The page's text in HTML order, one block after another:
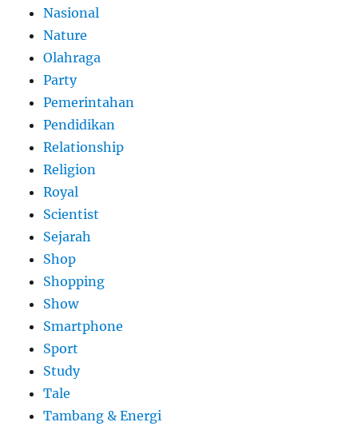
Nasional
Nature
Olahraga
Party
Pemerintahan
Pendidikan
Relationship
Religion
Royal
Scientist
Sejarah
Shop
Shopping
Show
Smartphone
Sport
Study
Tale
Tambang & Energi